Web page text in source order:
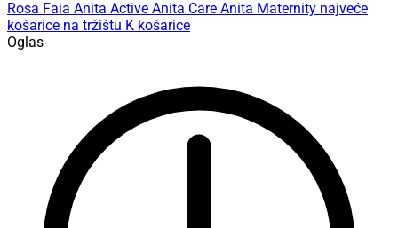
Rosa Faia Anita Active Anita Care Anita Maternity najveće
košarice na tržištu K košarice
Oglas